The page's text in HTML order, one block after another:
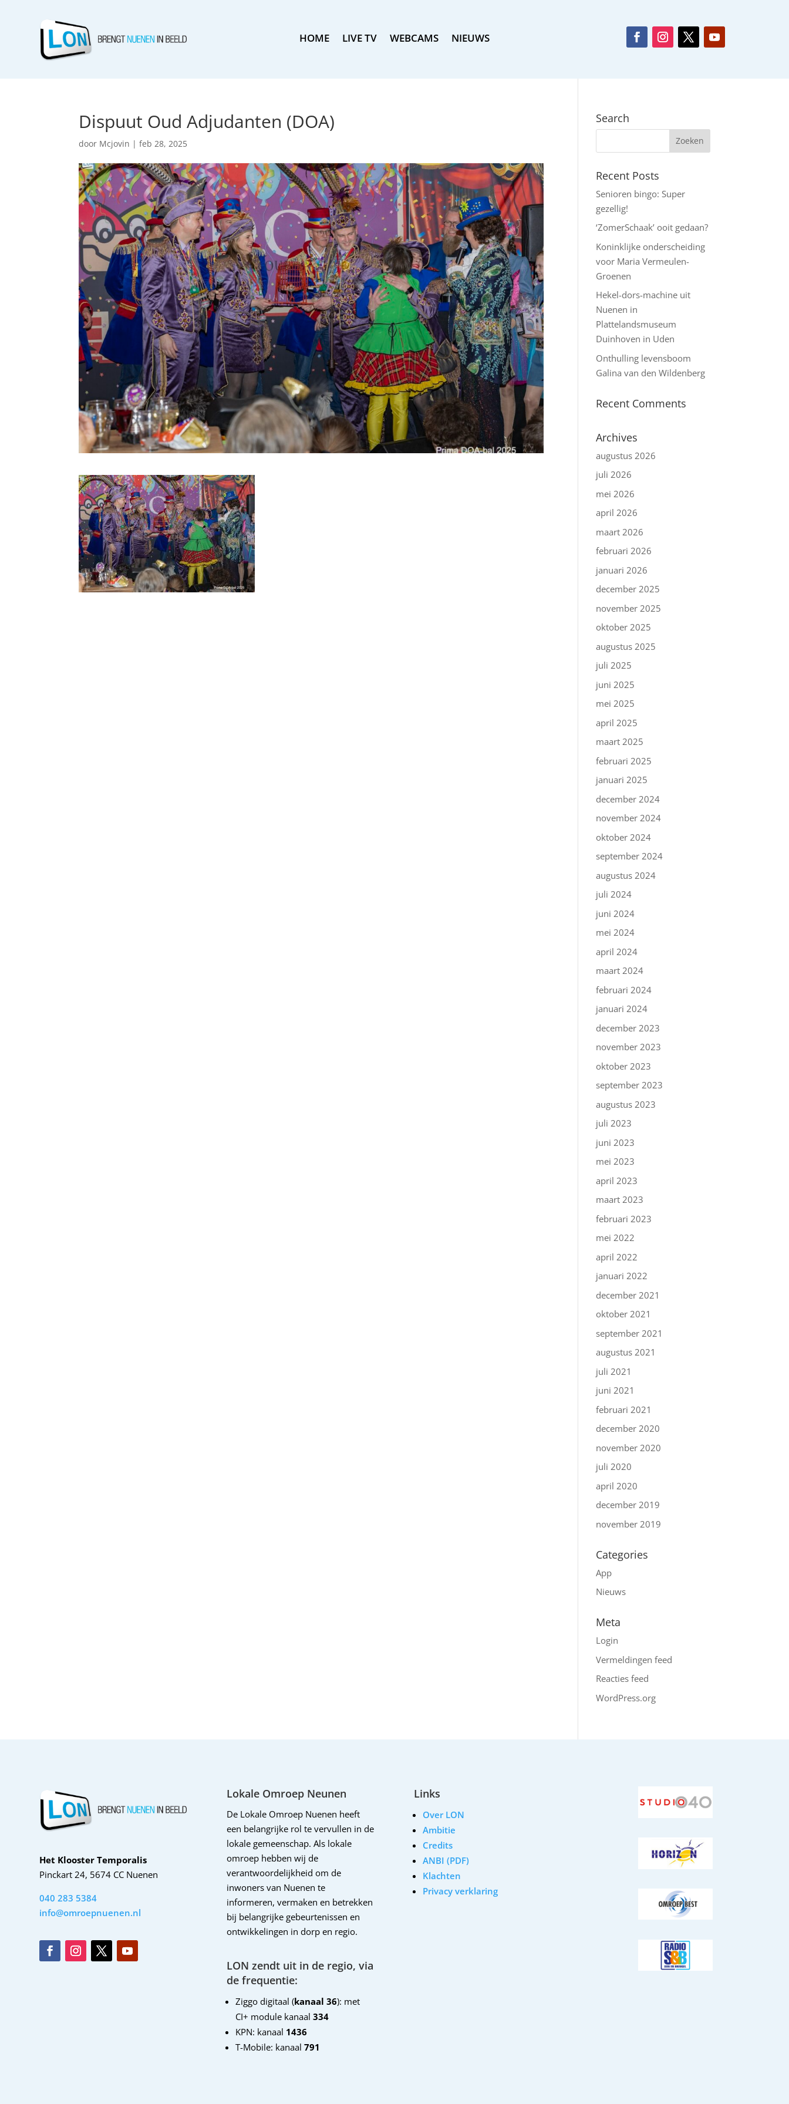
HOME LIVE TV WEBCAMS NIEUWS
Dispuut Oud Adjudanten (DOA)
door Mcjovin |feb 28, 2025
Search
Recent Posts
Senioren bingo: Super
gezellig!
‘ZomerSchaak’ ooit gedaan?
Koninklijke onderscheiding
voor Maria Vermeulen-
Groenen
Hekel-dors-machine uit
Nuenen in
Plattelandsmuseum
Duinhoven in Uden
Onthulling levensboom
Galina van den Wildenberg
Recent Comments
Archives
augustus 2026
juli 2026
mei 2026
april 2026
maart 2026
februari 2026
januari 2026
december 2025
november 2025
oktober 2025
augustus 2025
juli 2025
juni 2025
mei 2025
april 2025
maart 2025
februari 2025
januari 2025
december 2024
november 2024
oktober 2024
september 2024
augustus 2024
juli 2024
juni 2024
mei 2024
april 2024
maart 2024
februari 2024
januari 2024
december 2023
november 2023
oktober 2023
september 2023
augustus 2023
juli 2023
juni 2023
mei 2023
april 2023
maart 2023
februari 2023
mei 2022
april 2022
januari 2022
december 2021
oktober 2021
september 2021
augustus 2021
juli 2021
juni 2021
februari 2021
december 2020
november 2020
juli 2020
april 2020
december 2019
november 2019
Categories
App
Nieuws
Meta
Login
Vermeldingen feed
Reacties feed
WordPress.org
Het Klooster Temporalis
Pinckart 24, 5674 CC Nuenen
040 283 5384
info@omroepnuenen.nl
Lokale Omroep Neunen
De Lokale Omroep Nuenen heeft
een belangrijke rol te vervullen in de
lokale gemeenschap. Als lokale
omroep hebben wij de
verantwoordelijkheid om de
inwoners van Nuenen te
informeren, vermaken en betrekken
bij belangrijke gebeurtenissen en
ontwikkelingen in dorp en regio.
LON zendt uit in de regio, via
de frequentie:
Ziggo digitaal (kanaal 36): met
CI+ module kanaal 334
KPN: kanaal 1436
T-Mobile: kanaal791
Links
Over LON
Ambitie
Credits
ANBI (PDF)
Klachten
Privacy verklaring